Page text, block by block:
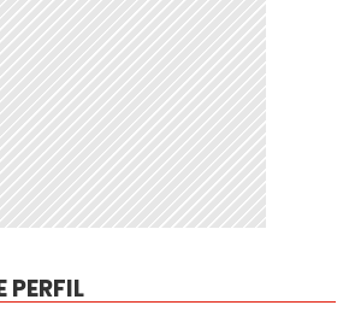
PERFIL